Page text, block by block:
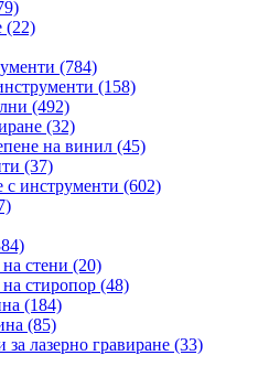
(22)
(784)
(158)
(492)
(32)
на винил (45)
(37)
инструменти (602)
стени (20)
стиропор (48)
(184)
(85)
лазерно гравиране (33)